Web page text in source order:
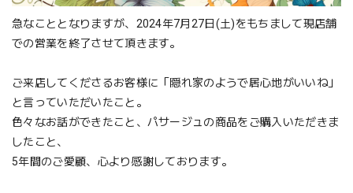
急なこととなりますが、2024年7月27日(土)をもちまして現店舗
での営業を終了させて頂きます。
ご来店してくださるお客様に「隠れ家のようで居心地がいいね」
と言っていただいたこと。
色々なお話ができたこと、パサージュの商品をご購入いただきま
したこと、
5年間のご愛顧、心より感謝しております。